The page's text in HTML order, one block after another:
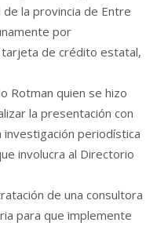
de la provincia de Entre
por
de crédito estatal,
Rotman quien se hizo
la presentación con
periodística
involucra al Directorio
de una consultora
para que implemente